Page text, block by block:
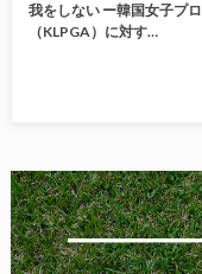
我をしない ー韓国女子プロ
（KLPGA）に対す…